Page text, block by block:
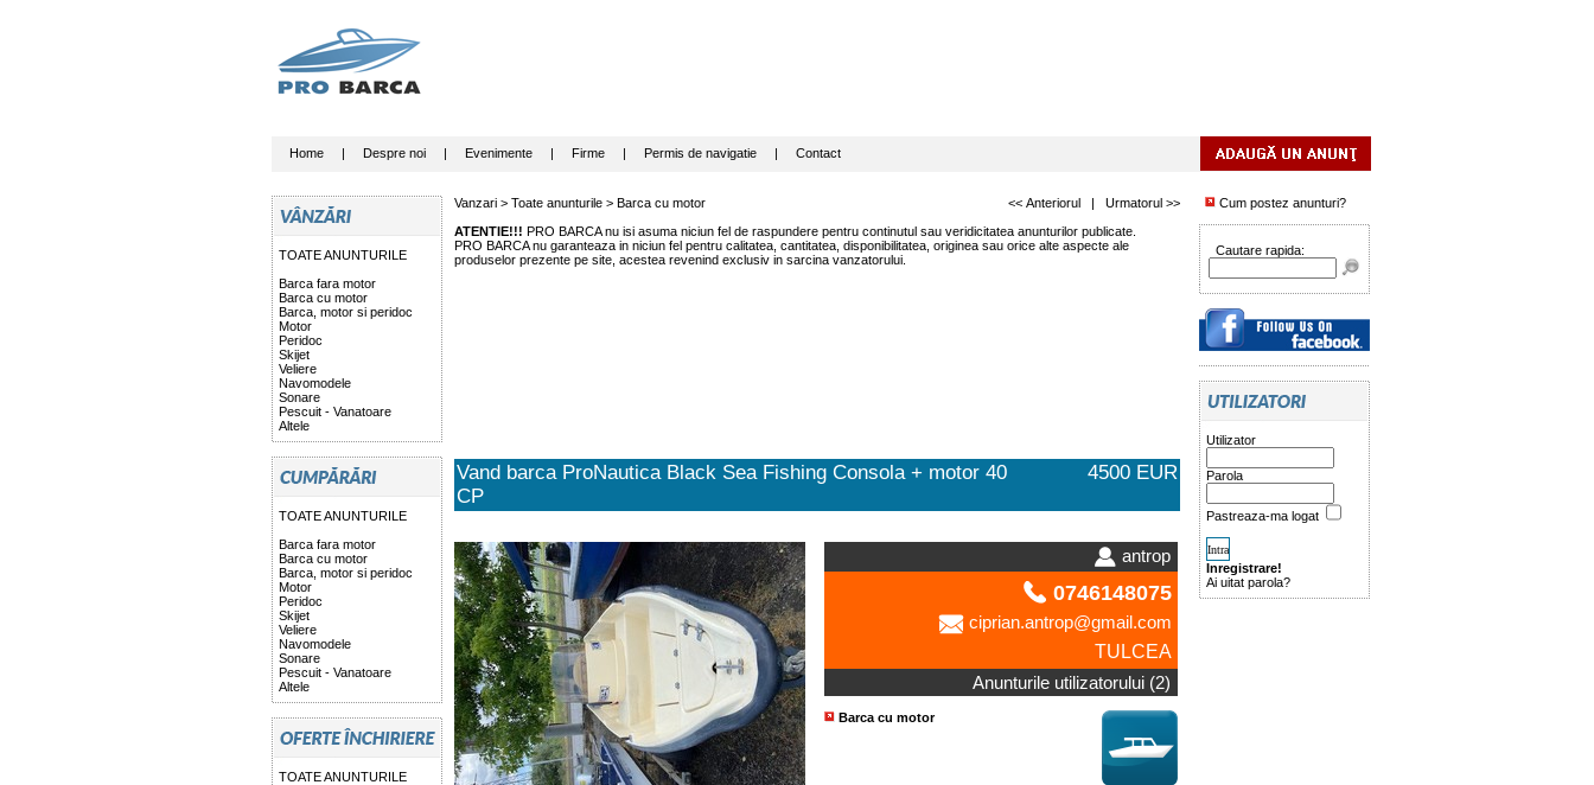
Home| Despre noi| Evenimente| Firme| Permis de navigatie| Contact
TOATE ANUNTURILE
Barca fara motor
Barca cu motor
Barca, motor si peridoc
Motor
Peridoc
Skijet
Veliere
Navomodele
Sonare
Pescuit - Vanatoare
Altele
TOATE ANUNTURILE
Barca fara motor
Barca cu motor
Barca, motor si peridoc
Motor
Peridoc
Skijet
Veliere
Navomodele
Sonare
Pescuit - Vanatoare
Altele
TOATE ANUNTURILE
Vanzari > Toate anunturile> Barca cu motor << Anteriorul| Urmatorul >>
ATENTIE!!! PRO BARCA nu isi asuma niciun fel de raspundere pentru continutul sau veridicitatea anunturilor publicate.
PRO BARCA nu garanteaza in niciun fel pentru calitatea, cantitatea, disponibilitatea, originea sau orice alte aspecte ale
produselor prezente pe site, acestea revenind exclusiv in sarcina vanzatorului.
Vand barca ProNautica Black Sea Fishing Consola + motor 40
CP
4500 EUR
antrop
0746148075
ciprian.antrop@gmail.com
TULCEA
Anunturile utilizatorului (2)
Barca cu motor
Cum postez anunturi?
Cautare rapida:
Utilizator
Parola
Pastreaza-ma logat
Inregistrare!
Ai uitat parola?